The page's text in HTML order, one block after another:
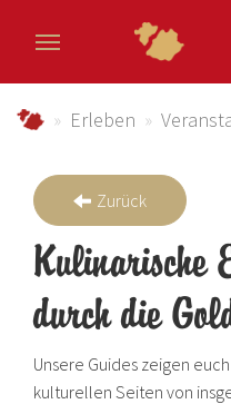
schmallenberger-
Erleben
Zurück
Kulinarische
durch die
Unsere Guides zeigen
kulturellen Seiten von